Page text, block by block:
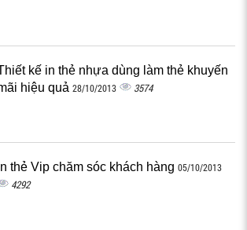
kế in thẻ nhựa dùng làm thẻ khuyến
hiệu quả 28/10/2013 3574
In thẻ Vip chăm sóc khách hàng 05/10/2013
4292